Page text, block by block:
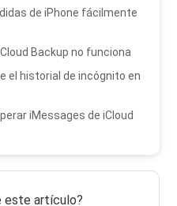
de iPhone fácilmente
Backup no funciona
el historial de incógnito en
iMessages de iCloud
este artículo?